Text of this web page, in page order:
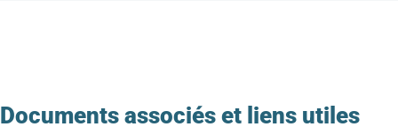
Documents associés et liens utiles